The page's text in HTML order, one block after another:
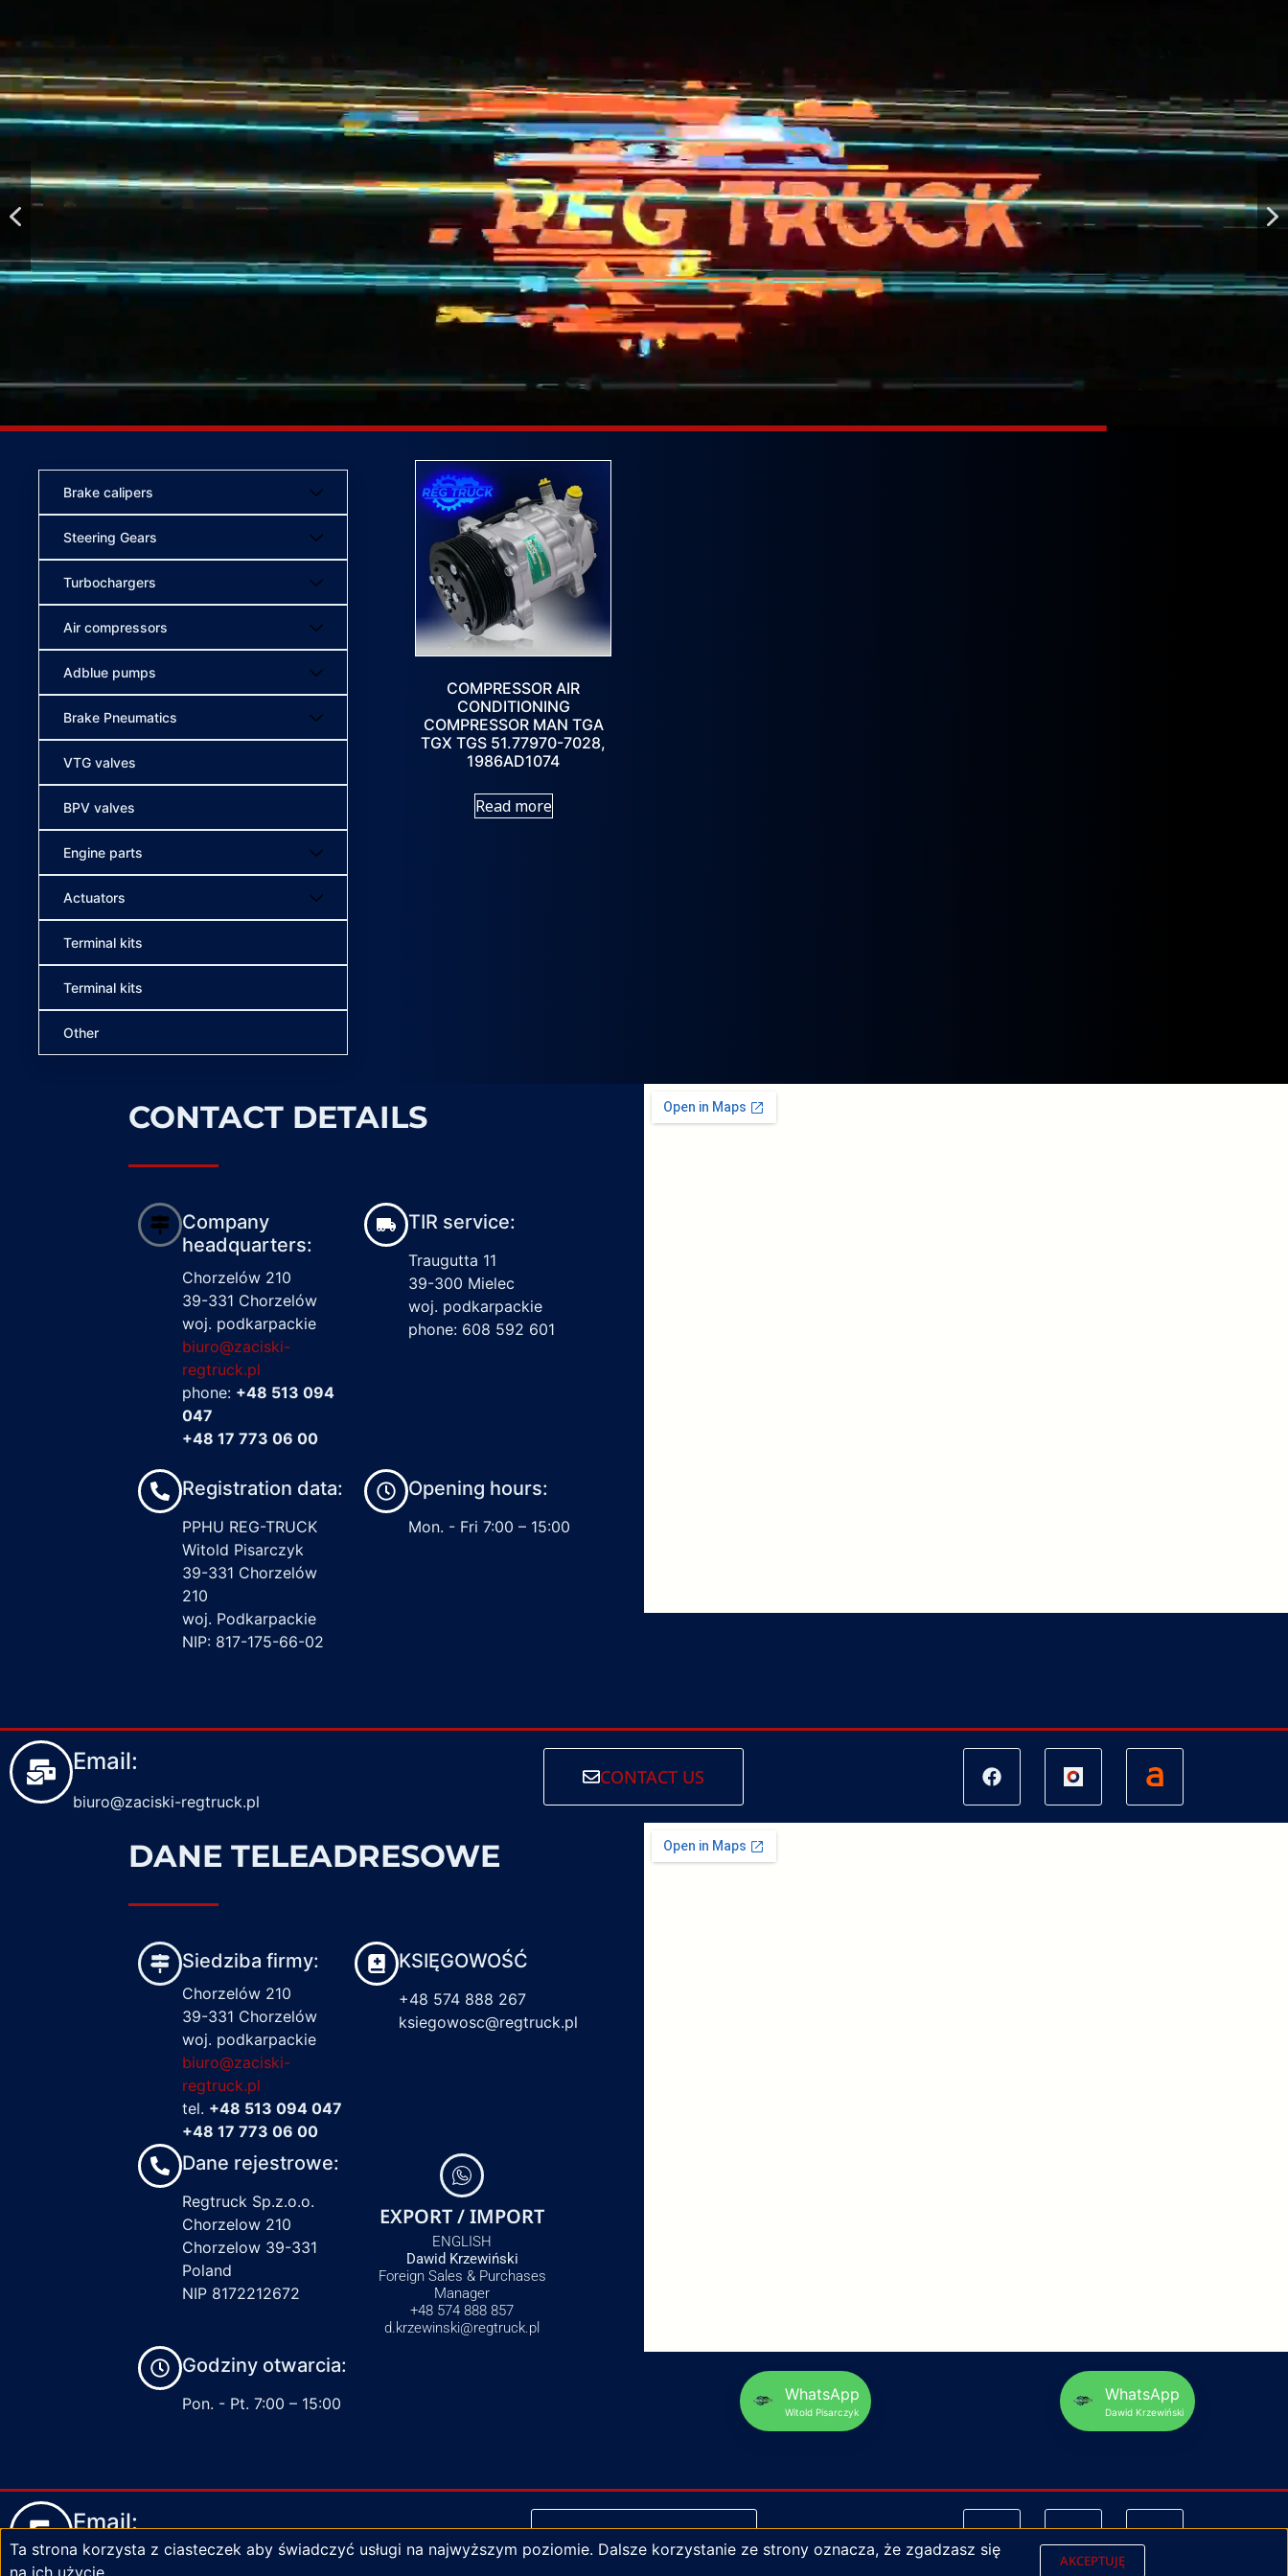
Brake calipers
Steering Gears
Turbochargers
Air compressors
Adblue pumps
Brake Pneumatics
VTG valves
BPV valves
Engine parts
Actuators
Terminal kits
Terminal kits
Other
COMPRESSOR AIR
CONDITIONING
COMPRESSOR MAN TGA
TGX TGS 51.77970-7028,
1986AD1074
Read more
CONTACT DETAILS
Company
headquarters:
Chorzelów 210
39-331 Chorzelów
woj. podkarpackie
biuro@zaciski-
regtruck.pl
phone: +48 513 094
047
+48 17 773 06 00
TIR service:
Traugutta 11
39-300 Mielec
woj. podkarpackie
phone: 608 592 601
Registration data:
PPHU REG-TRUCK
Witold Pisarczyk
39-331 Chorzelów
210
woj. Podkarpackie
NIP: 817-175-66-02
Opening hours:
Mon. - Fri 7:00 – 15:00
Email:
biuro@zaciski-regtruck.pl
CONTACT US
DANE TELEADRESOWE
Siedziba firmy:
Chorzelów 210
39-331 Chorzelów
woj. podkarpackie
biuro@zaciski-
regtruck.pl
tel. +48 513 094 047
+48 17 773 06 00
KSIĘGOWOŚĆ
+48 574 888 267
ksiegowosc@regtruck.pl
Dane rejestrowe:
Regtruck Sp.z.o.o.
Chorzelow 210
Chorzelow 39-331
Poland
NIP 8172212672
EXPORT / IMPORT
ENGLISH
Dawid Krzewiński
Foreign Sales & Purchases
Manager
+48 574 888 857
d.krzewinski@regtruck.pl
Godziny otwarcia:
Pon. - Pt. 7:00 – 15:00
WhatsApp
Witold Pisarczyk
WhatsApp
Dawid Krzewiński
Email:
biuro@zaciski-regtruck.pl
NAPISZ DO NAS
Ta strona korzysta z ciasteczek aby świadczyć usługi na najwyższym poziomie. Dalsze korzystanie ze strony oznacza, że zgadzasz się
na ich użycie
AKCEPTUJĘ